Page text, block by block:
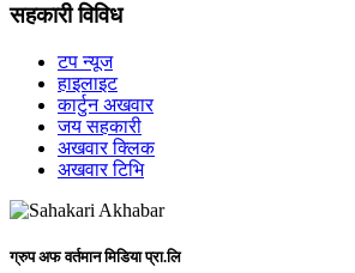
सहकारी विविध
टप न्यूज
हाइलाइट
कार्टुन अखवार
जय सहकारी
अखवार क्लिक
अखवार टिभि
ग्रुप अफ वर्तमान मिडिया प्रा.लि